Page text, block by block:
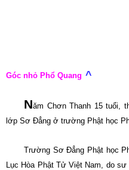
Góc nhỏ Phổ Quang ^
Năm Chơn Thanh 15 tuổi,
lớp Sơ Ðẳng ở trường Phật học
Trường Sơ Ðẳng Phật học
Lục Hòa Phật Tử Việt Nam, do sư